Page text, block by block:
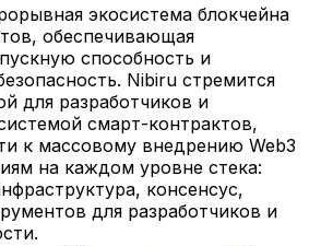
экосистема блокчейна
обеспечивающая
способность и
Nibiru стремится
для разработчиков и
смарт-контрактов,
к массовому внедрению Web3
на каждом уровне стека:
консенсус,
для разработчиков и